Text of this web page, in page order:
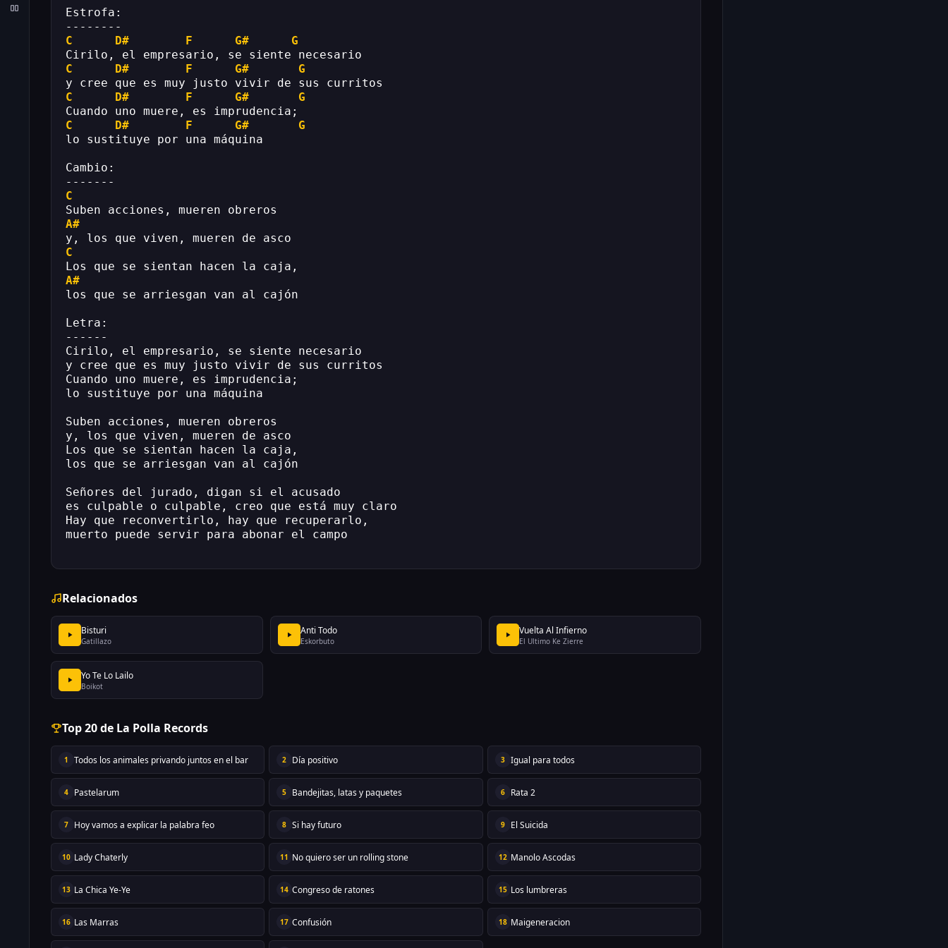
Estrofa:
--------
C
D# F G#
G
Cirilo, el empresario, se siente necesario
C
D# F G#
G
y cree que es muy justo vivir de sus curritos
C
D# F G#
G
Cuando uno muere, es imprudencia;
C
D# F G#
G
lo sustituye por una máquina
Cambio:
-------
C
Suben acciones, mueren obreros
A#
y, los que viven, mueren de asco
C
Los que se sientan hacen la caja,
A#
los que se arriesgan van al cajón
Letra:
------
Cirilo, el empresario, se siente necesario
y cree que es muy justo vivir de sus curritos
Cuando uno muere, es imprudencia;
lo sustituye por una máquina
Suben acciones, mueren obreros
y, los que viven, mueren de asco
Los que se sientan hacen la caja,
los que se arriesgan van al cajón
Señores del jurado, digan si el acusado
es culpable o culpable, creo que está muy claro
Hay que reconvertirlo, hay que recuperarlo,
muerto puede servir para abonar el campo
Relacionados
Bisturi
Gatillazo
Anti Todo
Eskorbuto
Vuelta Al Infierno
El Ultimo Ke Zierre
Yo Te Lo Lailo
Boikot
Top 20 de La Polla Records
1 Todos los animales privando juntos en el bar 2 Día positivo 3 Igual para todos
4 Pastelarum 5 Bandejitas, latas y paquetes 6 Rata 2
7 Hoy vamos a explicar la palabra feo 8 Si hay futuro 9 El Suicida
10 Lady Chaterly 11 No quiero ser un rolling stone 12 Manolo Ascodas
13 La Chica Ye-Ye 14 Congreso de ratones 15 Los lumbreras
16 Las Marras 17 Confusión 18 Maigeneracion